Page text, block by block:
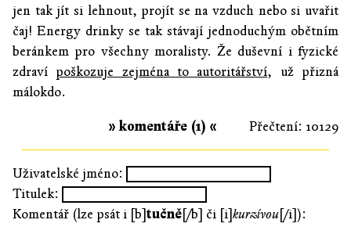
jen tak jít si lehnout, projít se na vzduch nebo si uvařit
čaj! Energy drinky se tak stávají jednoduchým obětním
beránkem pro všechny moralisty. Že duševní i fyzické
zdraví poškozuje zejména to autoritářství, už přizná
málokdo.
Přečtení: 10129
» komentáře (1) «
Uživatelské jméno:
Titulek:
Komentář (lze psát i [b]tučně[/b] či [i]kurzívou[/i]):